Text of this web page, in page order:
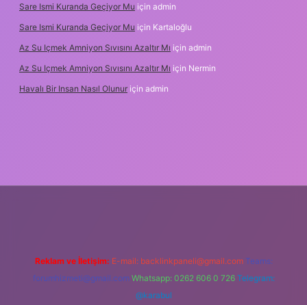
Sare Ismi Kuranda Geçiyor Mu için admin
Sare Ismi Kuranda Geçiyor Mu için Kartaloğlu
Az Su Içmek Amniyon Sıvısını Azaltır Mı için admin
Az Su Içmek Amniyon Sıvısını Azaltır Mı için Nermin
Havalı Bir Insan Nasıl Olunur için admin
Reklam ve İletişim: E-mail: backlinkpaneli@gmail.com Teams:
forumhizmeti@gmail.com Whatsapp: 0262 606 0 726 Telegram:
@karabul